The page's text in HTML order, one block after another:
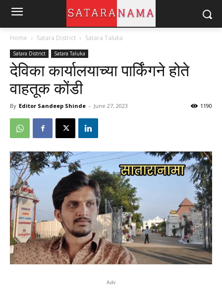
Home Satara District Satara Taluka
Satara District Satara Taluka
देविका कार्यालयाच्या पार्किंगने होते
वाहतूक कोंडी
By Editor Sandeep Shinde - June 27, 2023 1190
Adv